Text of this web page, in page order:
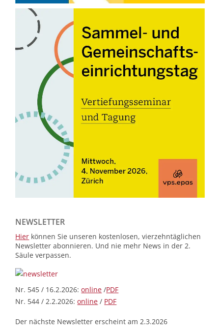
NEWSLETTER
Hier können Sie unseren kostenlosen, vierzehntäglichen
Newsletter abonnieren. Und nie mehr News in der 2.
Säule verpassen.
Nr. 545 / 16.2.2026:online /PDF
Nr. 544 / 2.2.2026:online / PDF
Der nächste Newsletter erscheint am 2.3.2026